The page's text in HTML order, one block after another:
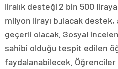
liralık desteği 2 bin 500 liraya
milyon lirayı bulacak destek,
geçerli olacak. Sosyal
sahibi olduğu tespit edilen
faydalanabilecek. Öğrenciler